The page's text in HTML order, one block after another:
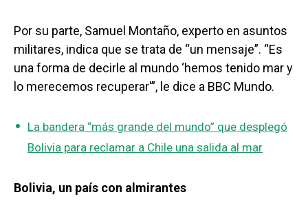
Por su parte, Samuel Montaño, experto en asuntos
militares, indica que se trata de “un mensaje”. “Es
una forma de decirle al mundo ‘hemos tenido mar y
lo merecemos recuperar'”, le dice a BBC Mundo.
La bandera “más grande del mundo” que desplegó
Bolivia para reclamar a Chile una salida al mar
Bolivia, un país con almirantes